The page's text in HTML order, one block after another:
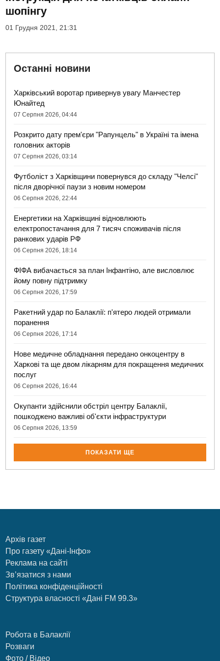
шопінгу
01 Грудня 2021, 21:31
Останні новини
Харківський воротар привернув увагу Манчестер
Юнайтед
07 Серпня 2026, 04:44
Розкрито дату прем'єри "Рапунцель" в Україні та імена
головних акторів
07 Серпня 2026, 03:14
Футболіст з Харківщини повернувся до складу "Челсі"
після дворічної паузи з новим номером
06 Серпня 2026, 22:44
Енергетики на Харківщині відновлюють
електропостачання для 7 тисяч споживачів після
ранкових ударів РФ
06 Серпня 2026, 18:14
ФІФА вибачається за план Інфантіно, але висловлює
йому повну підтримку
06 Серпня 2026, 17:59
Ракетний удар по Балаклії: п'ятеро людей отримали
поранення
06 Серпня 2026, 17:14
Нове медичне обладнання передано онкоцентру в
Харкові та ще двом лікарням для покращення медичних
послуг
06 Серпня 2026, 16:44
Окупанти здійснили обстріл центру Балаклії,
пошкоджено важливі об'єкти інфраструктури
06 Серпня 2026, 13:59
ПОКАЗАТИ ЩЕ
Архів газет
Про газету «Дані-Інфо»
Реклама на сайті
Зв’язатися з нами
Політика конфіденційності
Структура власності «Дані FM 99.3»
Робота в Балаклії
Розваги
Фото / Відео